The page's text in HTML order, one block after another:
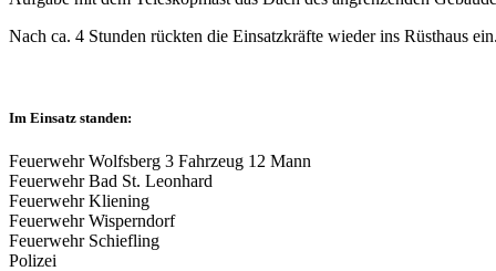
Nach ca. 4 Stunden rückten die Einsatzkräfte wieder ins Rüsthaus
Im Einsatz standen:
Feuerwehr Wolfsberg 3 Fahrzeug 12 Mann
Feuerwehr Bad St. Leonhard
Feuerwehr Kliening
Feuerwehr Wisperndorf
Feuerwehr Schiefling
Polizei